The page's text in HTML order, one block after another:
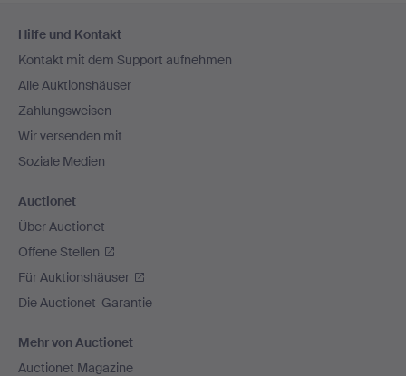
Navigation
Hilfe und Kontakt
Kontakt mit dem Support aufnehmen
Alle Auktionshäuser
Zahlungsweisen
Wir versenden mit
Soziale Medien
Auctionet
Über Auctionet
Offene Stellen
Für Auktionshäuser
Die Auctionet-Garantie
Mehr von Auctionet
Auctionet Magazine